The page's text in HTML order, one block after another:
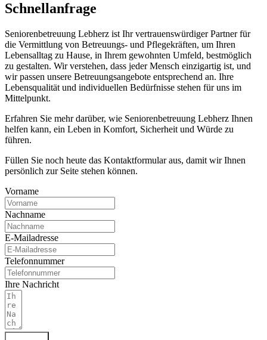
Schnell­anfrage
Seniorenbetreuung Lebherz ist Ihr vertrauenswürdiger Partner für
die Vermittlung von Betreuungs- und Pflegekräften, um Ihren
Lebensalltag zu Hause, in Ihrem gewohnten Umfeld, bestmöglich
zu gestalten. Wir verstehen, dass jeder Mensch einzigartig ist, und
wir passen unsere Betreuungsangebote entsprechend an. Ihre
Lebensqualität und individuellen Bedürfnisse stehen für uns im
Mittelpunkt.
Erfahren Sie mehr darüber, wie Seniorenbetreuung Lebherz Ihnen
helfen kann, ein Leben in Komfort, Sicherheit und Würde zu
führen.
Füllen Sie noch heute das Kontaktformular aus, damit wir Ihnen
persönlich zur Seite stehen können.
Vorname
Nachname
E-Mailadresse
Telefonnummer
Ihre Nachricht